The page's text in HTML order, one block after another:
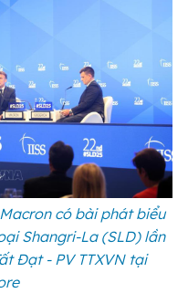
có bài phát biểu
Shangri-La (SLD) lần
Đạt - PV TTXVN tại